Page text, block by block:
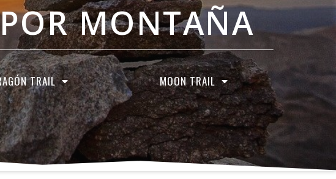
MONTAÑA
TRAIL MOON TRAIL